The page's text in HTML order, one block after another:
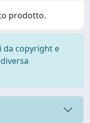
prodotto.
da copyright e